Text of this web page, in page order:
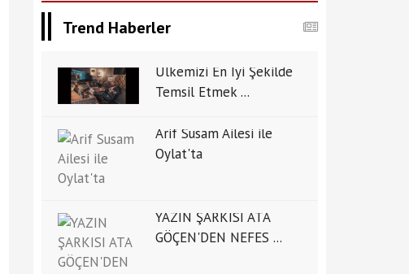
Trend Haberler
Ülkemizi En İyi Şekilde
Temsil Etmek ...
Arif Susam Ailesi ile
Oylat'ta
YAZIN ŞARKISI ATA
GÖÇEN'DEN NEFES ...